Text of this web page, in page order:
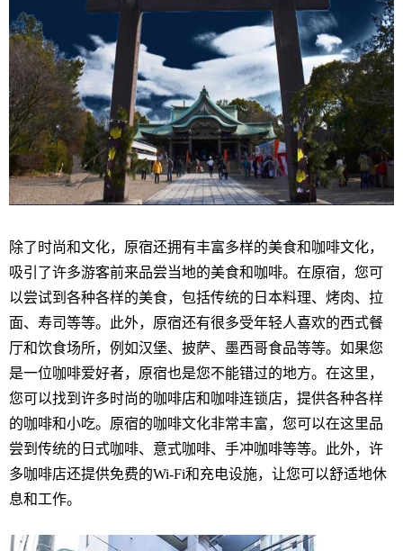
除了时尚和文化，原宿还拥有丰富多样的美食和咖啡文化，
吸引了许多游客前来品尝当地的美食和咖啡。在原宿，您可
以尝试到各种各样的美食，包括传统的日本料理、烤肉、拉
面、寿司等等。此外，原宿还有很多受年轻人喜欢的西式餐
厅和饮食场所，例如汉堡、披萨、墨西哥食品等等。如果您
是一位咖啡爱好者，原宿也是您不能错过的地方。在这里，
您可以找到许多时尚的咖啡店和咖啡连锁店，提供各种各样
的咖啡和小吃。原宿的咖啡文化非常丰富，您可以在这里品
尝到传统的日式咖啡、意式咖啡、手冲咖啡等等。此外，许
多咖啡店还提供免费的Wi-Fi和充电设施，让您可以舒适地休
息和工作。